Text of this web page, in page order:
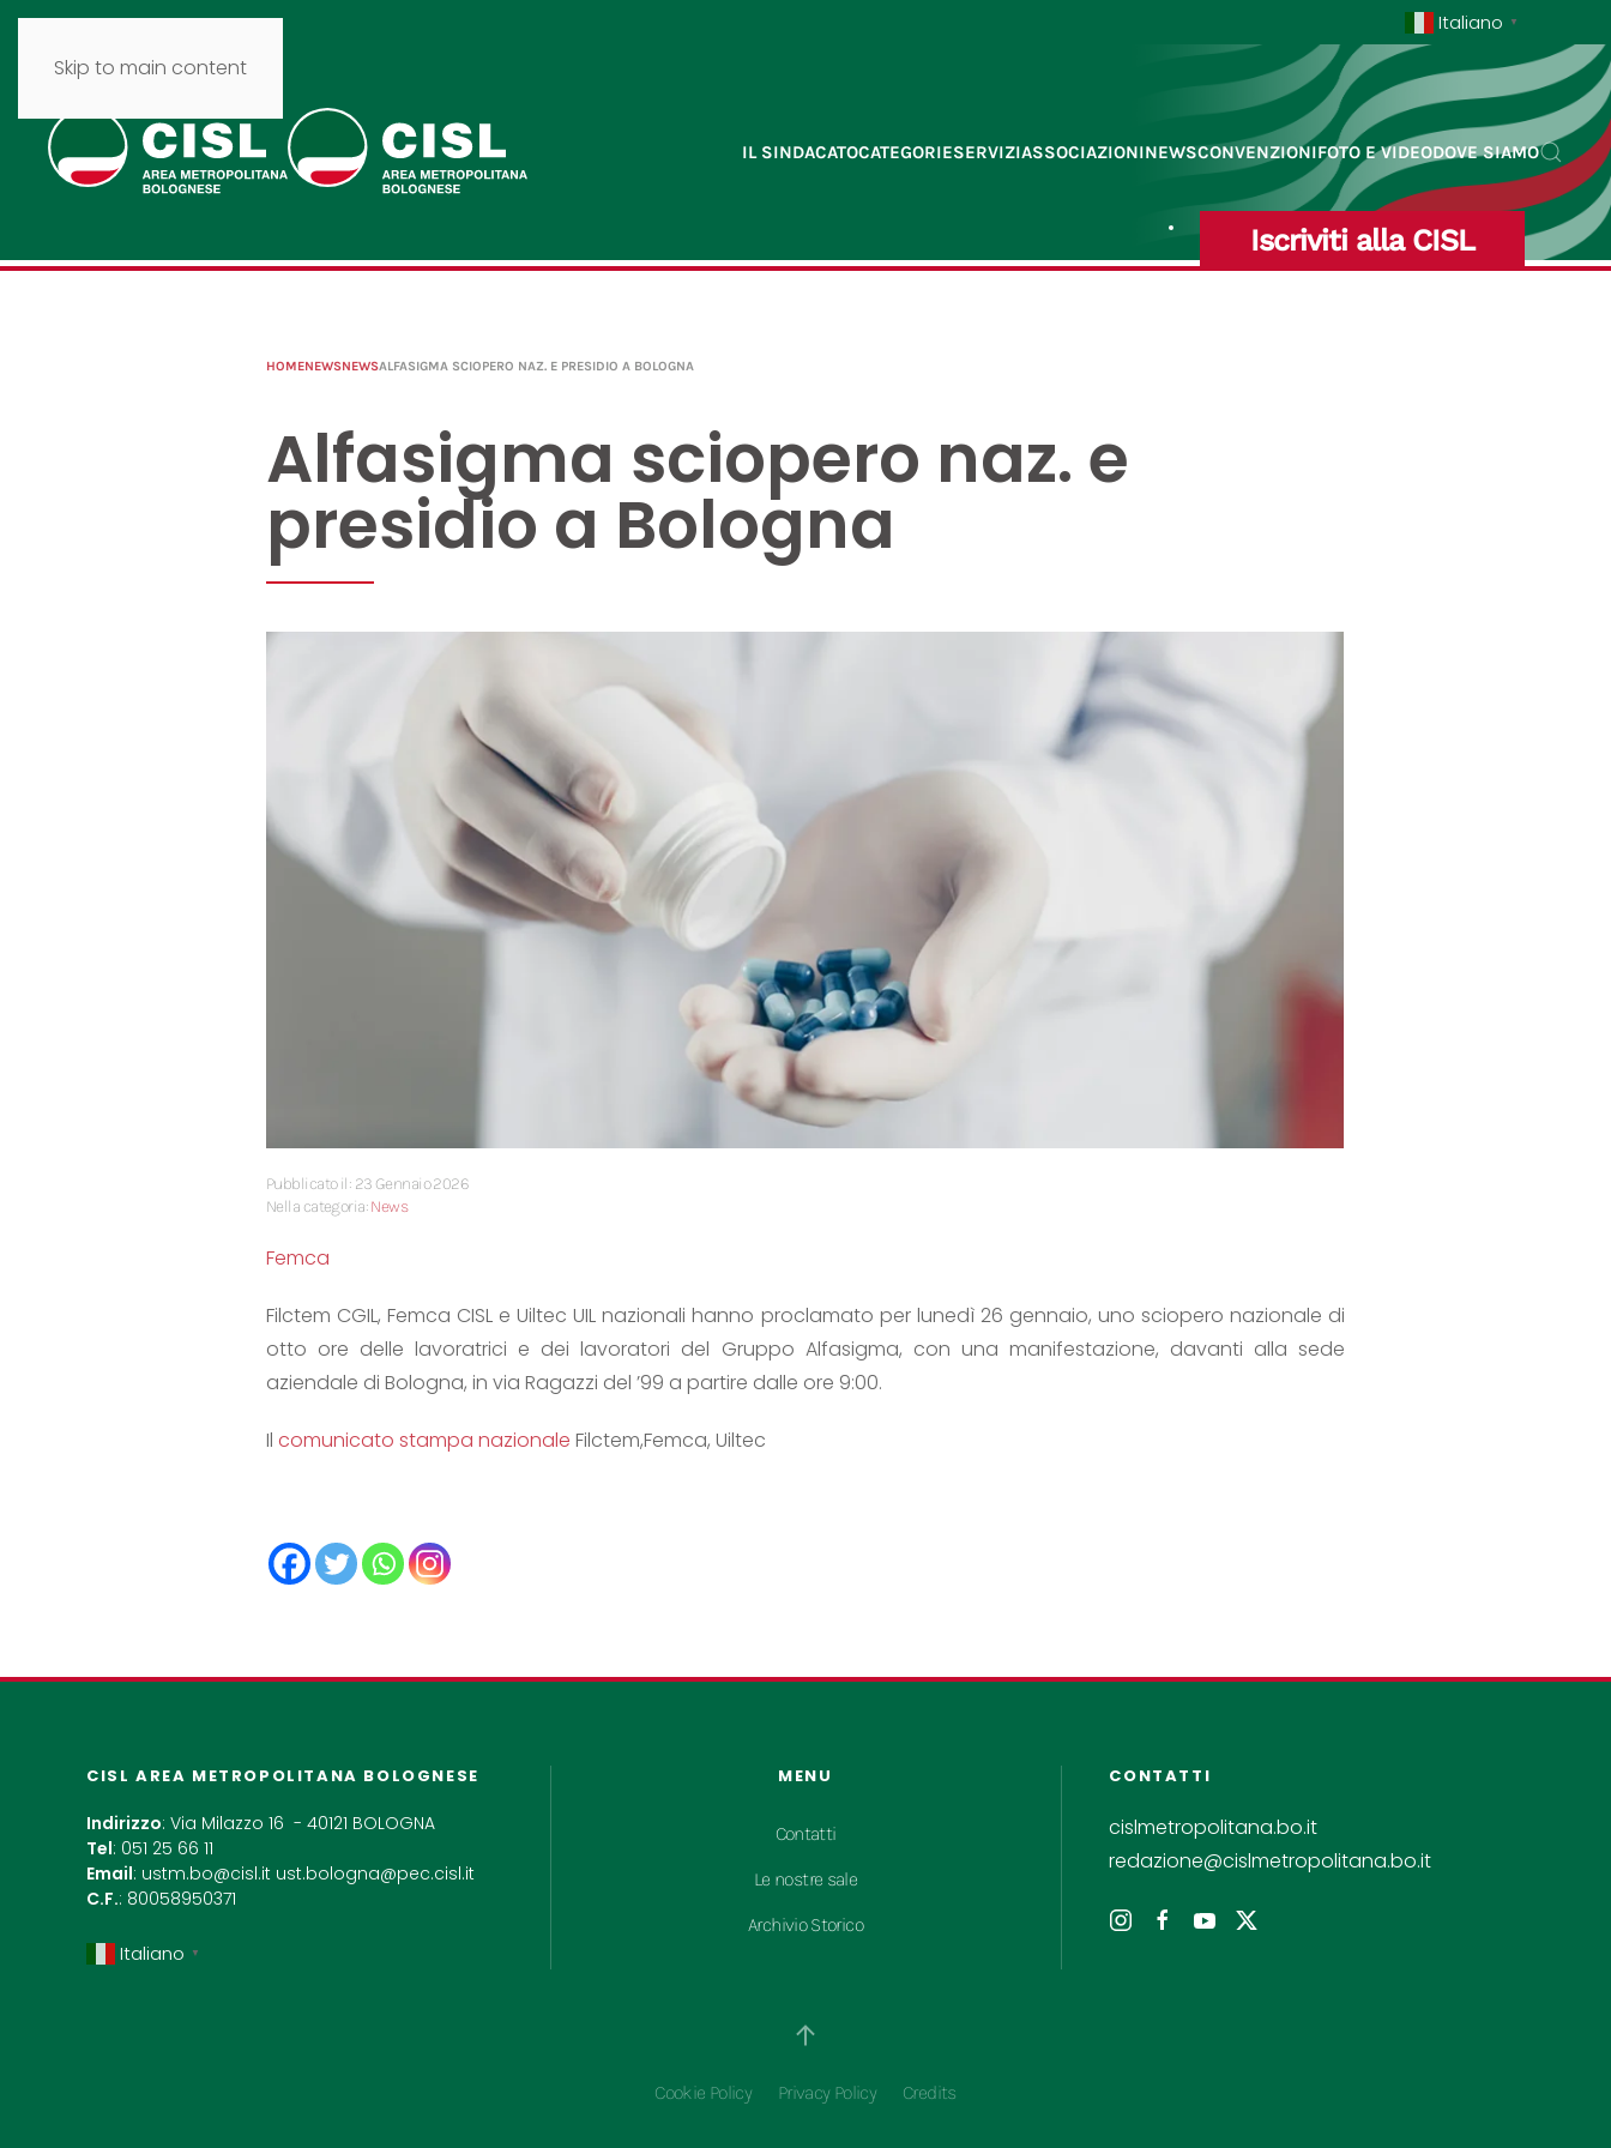
Skip to main content
Italiano ▼
IL SINDACATOCATEGORIESERVIZIASSOCIAZIONINEWSCONVENZIONIFOTO E VIDEODOVE SIAMO
Iscriviti alla CISL
HOMENEWSNEWSALFASIGMA SCIOPERO NAZ. E PRESIDIO A BOLOGNA
Alfasigma sciopero naz. e
presidio a Bologna
Pubblicato il: 23 Gennaio 2026
Nella categoria:News
Femca
Filctem CGIL, Femca CISL e Uiltec UIL nazionali hanno proclamato per lunedì 26 gennaio, uno sciopero nazionale di
otto ore delle lavoratrici e dei lavoratori del Gruppo Alfasigma, con una manifestazione, davanti alla sede
aziendale di Bologna, in via Ragazzi del ’99 a partire dalle ore 9:00.
Il comunicato stampa nazionale Filctem,Femca, Uiltec
CISL AREA METROPOLITANA BOLOGNESE
Indirizzo: Via Milazzo 16 - 40121 BOLOGNA
Tel: 051 25 66 11
Email: ustm.bo@cisl.it ust.bologna@pec.cisl.it
C.F.: 80058950371
Italiano ▼
MENU
Contatti
Le nostre sale
Archivio Storico
CONTATTI
cislmetropolitana.bo.it
redazione@cislmetropolitana.bo.it
Cookie Policy Privacy Policy Credits